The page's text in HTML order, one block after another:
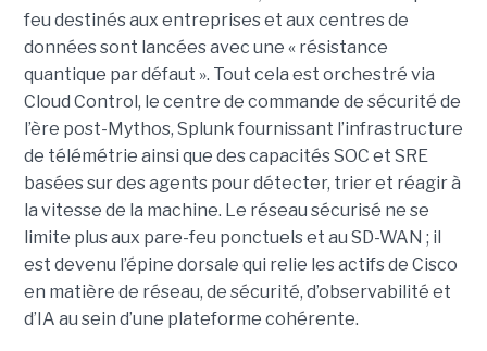
feu destinés aux entreprises et aux centres de
données sont lancées avec une « résistance
quantique par défaut ». Tout cela est orchestré via
Cloud Control, le centre de commande de sécurité de
l’ère post-Mythos, Splunk fournissant l’infrastructure
de télémétrie ainsi que des capacités SOC et SRE
basées sur des agents pour détecter, trier et réagir à
la vitesse de la machine. Le réseau sécurisé ne se
limite plus aux pare-feu ponctuels et au SD-WAN ; il
est devenu l’épine dorsale qui relie les actifs de Cisco
en matière de réseau, de sécurité, d’observabilité et
d’IA au sein d’une plateforme cohérente.